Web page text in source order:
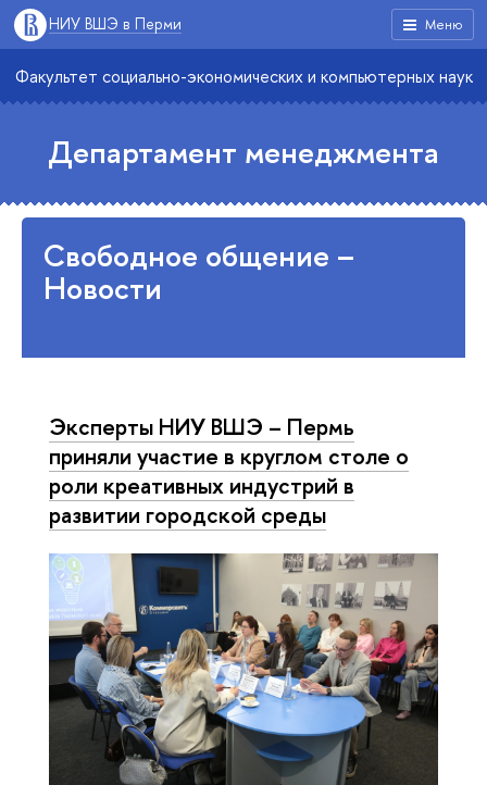
Меню
НИУ ВШЭ в Перми
Факультет социально-экономических и компьютерных наук
Департамент менеджмента
Свободное общение –
Новости
Эксперты НИУ ВШЭ – Пермь
приняли участие в круглом столе о
роли креативных индустрий в
развитии городской среды